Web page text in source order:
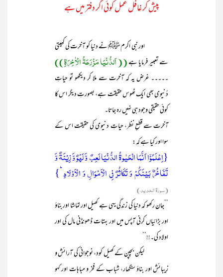
پیش کر غافل عمل کوئی اگر دفتر میں ہے
اور نبی اکرم ﷺ نے دنیا کو آخرت کی کھیتی
سے تعبیر فرمایا ہے(( اَلدُّنْیَا مَزْرَعَۃُ الْاٰخِرَۃِ))
۔۔۔۔۔ غرض یہ کہ آخرت سے ملا کر دیکھو تو حیاتِ
دُنیوی بھی ایک ٹھوس حقیقت ہے، بصورتِ دیگر اس کا
کوئی حقیقی وجود ہی نہیں رہ جاتا۔
آخرت سے قطعِ نظر، حیاتِ دنیوی کی حقیقت اس کے
سوا اور کیا ہے کہ:
{اِعۡلَمُوۡۤا اَنَّمَا الۡحَیٰوۃُ الدُّنۡیَا لَعِبٌ وَّ لَہۡوٌ وَّ زِیۡنَۃٌ وَّ
تَفَاخُرٌۢ بَیۡنَکُمۡ وَ تَکَاثُرٌ فِی الۡاَمۡوَالِ وَ الۡاَوۡلَادِ ؕ}
(سورۃ الحدید)
’’جان رکھو کہ دنیا کی زندگی یہی ہے کھیل اور تماشا اور بناؤ
اور بڑائیاں کرنی آپس میں اور بہتات ڈھونڈنی مال کی اور
اولاد کی۔!!‘‘
لیکن بچپن کے کھیل کود، نوجوانی کی آرائش و
زیبائش اور بناؤ سنگھار، شباب کے فخر و مباہات اور کہو